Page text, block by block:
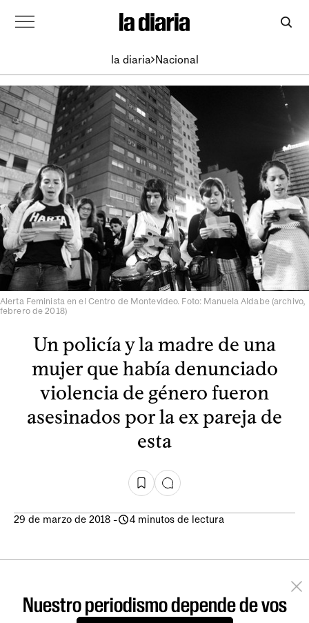
la diaria Nacional
Alerta Feminista en el Centro de Montevideo. Foto: Manuela Aldabe (archivo,
febrero de 2018)
Un policía y la madre de una
mujer que había denunciado
violencia de género fueron
asesinados por la ex pareja de
esta
29 de marzo de 2018 - 4 minutos de lectura
Nuestro periodismo depende de vos